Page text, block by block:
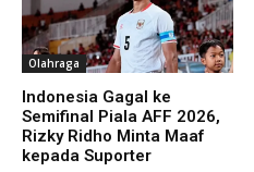
Olahraga
Indonesia Gagal ke
Semifinal Piala AFF 2026,
Rizky Ridho Minta Maaf
kepada Suporter